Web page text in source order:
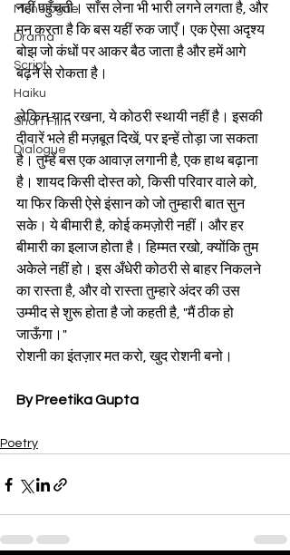
Monologue
Drama
Script
Haiku
Short Film
Dialogue
नहीं पहुँचती। साँस लेना भी भारी लगने लगता है, और
मन करता है कि बस यहीं रुक जाएँ। एक ऐसा अदृश्य
बोझ जो कंधों पर आकर बैठ जाता है और हमें आगे
बढ़ने से रोकता है।
लेकिन याद रखना, ये कोठरी स्थायी नहीं है। इसकी
दीवारें भले ही मज़बूत दिखें, पर इन्हें तोड़ा जा सकता
है। तुम्हें बस एक आवाज़ लगानी है, एक हाथ बढ़ाना
है। शायद किसी दोस्त को, किसी परिवार वाले को,
या फिर किसी ऐसे इंसान को जो तुम्हारी बात सुन
सके। ये बीमारी है, कोई कमज़ोरी नहीं। और हर
बीमारी का इलाज होता है। हिम्मत रखो, क्योंकि तुम
अकेले नहीं हो। इस अँधेरी कोठरी से बाहर निकलने
का रास्ता है, और वो रास्ता तुम्हारे अंदर की उस
उम्मीद से शुरू होता है जो कहती है, "मैं ठीक हो
जाऊँगा।"
रोशनी का इंतज़ार मत करो, खुद रोशनी बनो।
By Preetika Gupta
Poetry